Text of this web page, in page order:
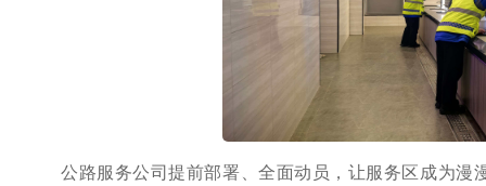
公路服务公司提前部署、全面动员，让服务区成为